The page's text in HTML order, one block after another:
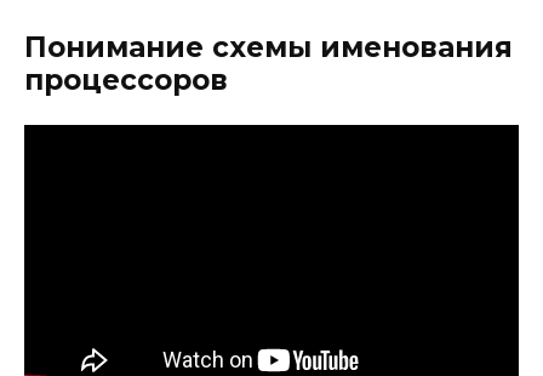
Понимание схемы именования
процессоров